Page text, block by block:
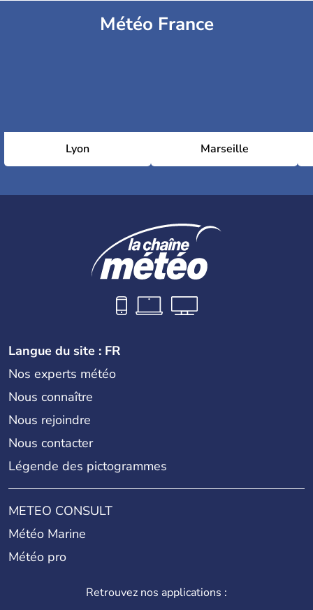
Météo France
Lyon Marseille
Langue du site : FR
Nos experts météo
Nous connaître
Nous rejoindre
Nous contacter
Légende des pictogrammes
METEO CONSULT
Météo Marine
Météo pro
Retrouvez nos applications :